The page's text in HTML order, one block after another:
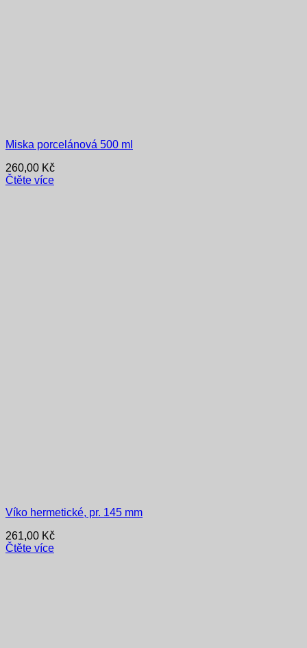
Miska porcelánová 500 ml
260,00 Kč
Čtěte více
Víko hermetické, pr. 145 mm
261,00 Kč
Čtěte více